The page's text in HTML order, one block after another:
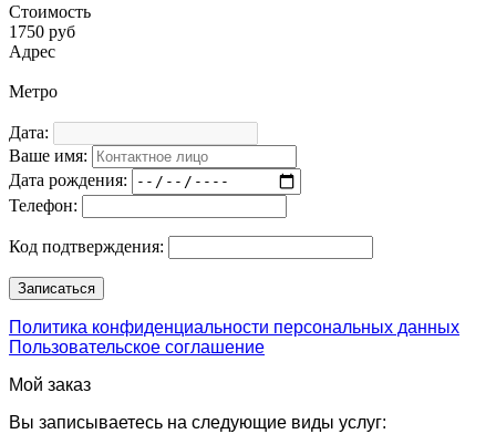
Стоимость
1750 руб
Адрес
Метро
Дата:
Ваше имя:
Дата рождения:
Телефон:
Код подтверждения:
Политика конфиденциальности персональных данных
Пользовательское соглашение
Мой заказ
Вы записываетесь на следующие виды услуг: